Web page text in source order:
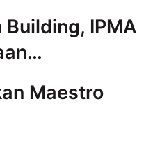
Building, IPMA
Maestro